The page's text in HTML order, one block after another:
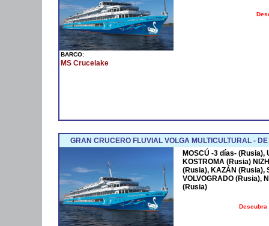
BARCO:
MS Crucelake
GRAN CRUCERO FLUVIAL VOLGA MULTICULTURAL -
MOSCÚ -3 días- (Rusia),
KOSTROMA (Rusia)
(Rusia), KAZÁN (Rusia),
VOLVOGRADO (Rusia),
(Rusia)
Descubra